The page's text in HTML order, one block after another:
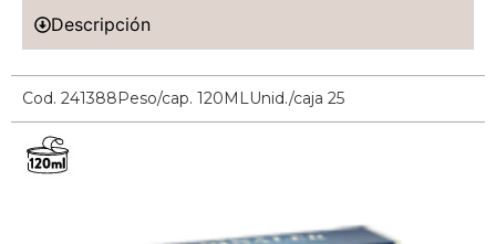
Descripción
Cod. 241388Peso/cap. 120MLUnid./caja 25